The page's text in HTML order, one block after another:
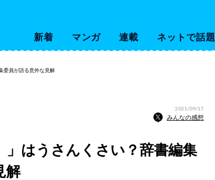
新着 マンガ 連載 ネットで話題
委員が語る意外な見解
2021/09/17
みんなの感想
」はうさんくさい？辞書編集
解